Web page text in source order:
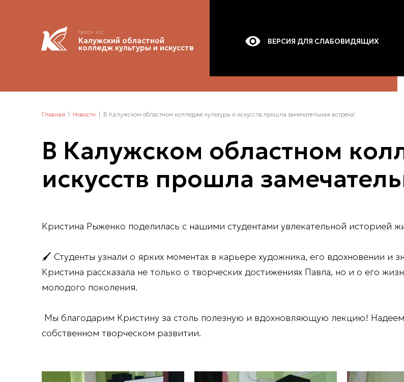
ГБПОУ КО
Калужский областной
колледж культуры и искусств
ВЕРСИЯ ДЛЯ СЛАБОВИДЯЩИХ
Главная Новости В Калужском областном колледже культуры и искусств прошла замечательная встреча!
В Калужском областном
искусств прошла
Кристина Рыженко поделилась с нашими студентами увлекательной историей
🖌️ Студенты узнали о ярких моментах в карьере художника, его вдохновении и
Кристина рассказала не только о творческих достижениях Павла, но и о его
молодого поколения.
Мы благодарим Кристину за столь полезную и вдохновляющую лекцию!
собственном творческом развитии.